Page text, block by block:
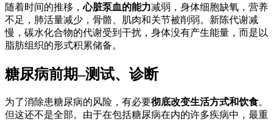
随着时间的推移，心脏泵血的能力减弱，身体细胞缺氧，营养
不足，肺活量减少，骨骼、肌肉和关节被削弱。新陈代谢减
慢，碳水化合物的代谢受到干扰，身体没有产生能量，而是以
脂肪组织的形式积累储备。
糖尿病前期–测试、诊断
为了消除患糖尿病的风险，有必要彻底改变生活方式和饮食。
但这还不是全部。由于在包括糖尿病在内的许多疾病中，最重